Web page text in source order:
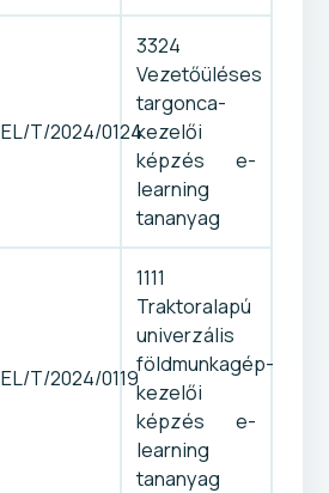
EL/T/2024/0124
3324
Vezetőüléses
targonca-
kezelői
képzés e-
learning
tananyag
EL/T/2024/0119
1111
Traktoralapú
univerzális
földmunkagép-
kezelői
képzés e-
learning
tananyag